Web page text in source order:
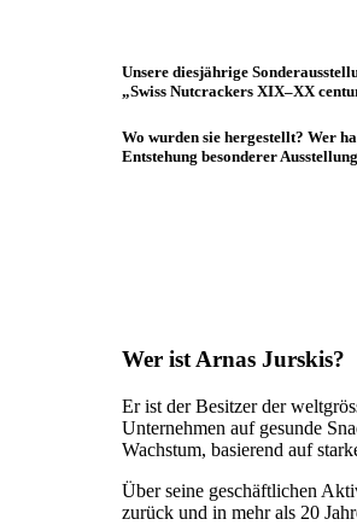
Unsere diesjährige
„Swiss Nutcrackers XIX–XX
Wo wurden sie hergestellt? Wer
Entstehung besonderer
Wer ist Arnas Jurskis?
Er ist der Besitzer der
Unternehmen auf gesunde
Wachstum, basierend auf
Über seine geschäftlichen
zurück und in mehr als 20